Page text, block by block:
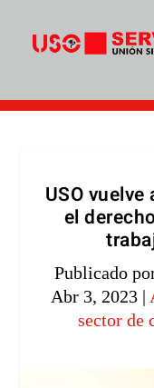
USO
el
Publicado
Abr 3, 2023 |
sector de